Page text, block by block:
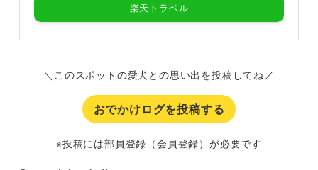
楽天トラベル
＼このスポットの愛犬との思い出を投稿してね／
おでかけログを投稿する
※投稿には部員登録（会員登録）が必要です